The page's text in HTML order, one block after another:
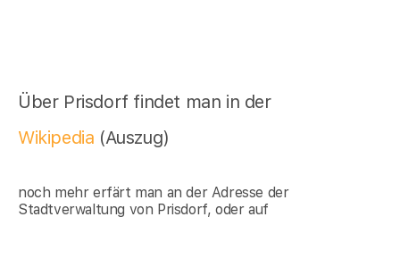
Über Prisdorf findet man in der
Wikipedia (Auszug)
noch mehr erfärt man an der Adresse der
Stadtverwaltung von Prisdorf, oder auf